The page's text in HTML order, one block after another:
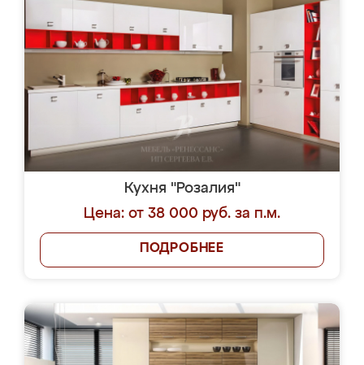
Кухня "Розалия"
Цена: от 38 000 руб. за п.м.
ПОДРОБНЕЕ